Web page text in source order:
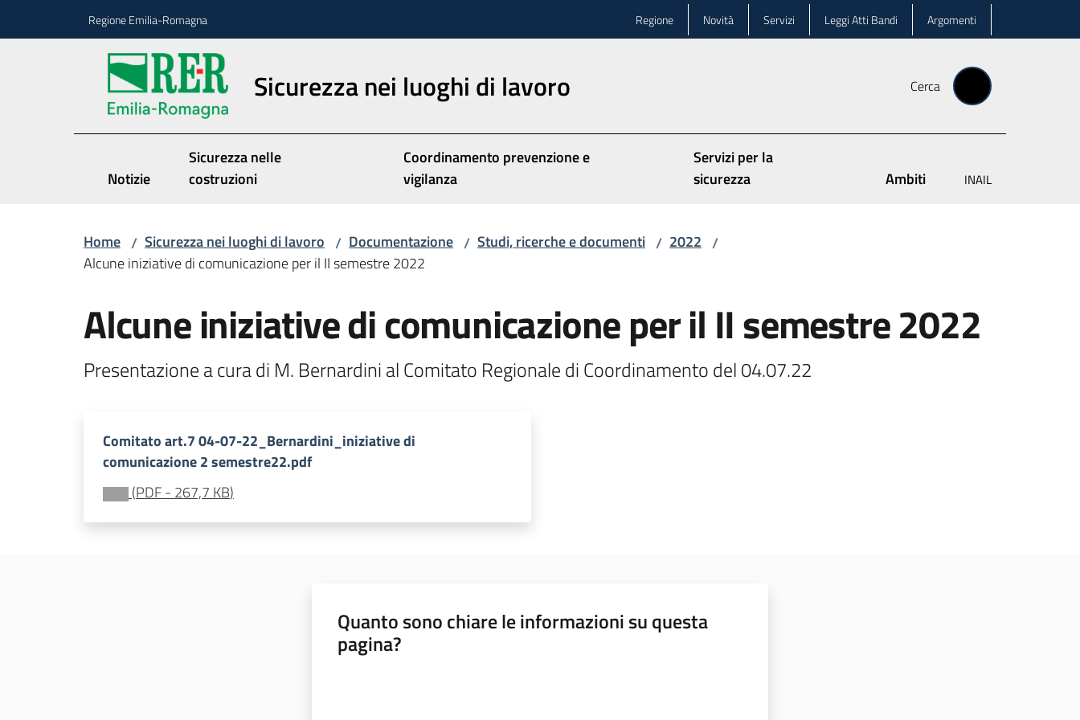
Regione Emilia-Romagna Regione Novità Servizi Leggi Atti Bandi Argomenti
Sicurezza nei luoghi di lavoro Cerca
Notizie
Sicurezza nelle
costruzioni
Coordinamento prevenzione e
vigilanza
Servizi per la
sicurezza
Ambiti INAIL
Home / Sicurezza nei luoghi di lavoro / Documentazione / Studi, ricerche e documenti / 2022 /
Alcune iniziative di comunicazione per il II semestre 2022
Alcune iniziative di comunicazione per il II semestre 2022
Presentazione a cura di M. Bernardini al Comitato Regionale di Coordinamento del 04.07.22
Comitato art.7 04-07-22_Bernardini_iniziative di
comunicazione 2 semestre22.pdf
(PDF- 267,7 KB)
Quanto sono chiare le informazioni su questa
pagina?